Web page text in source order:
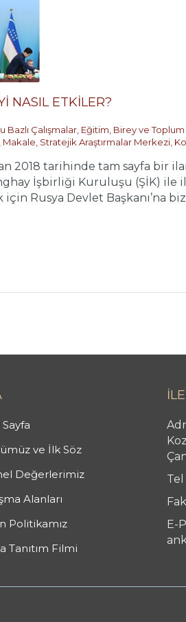
NASIL ETKİLER?
Bazlı Çalışmalar Eğitim, Birey ve Toplum
Makale Stratejik Araştırmalar Merkezi
2018 tarihinde tam sayfa bir
İşbirliği Kuruluşu (ŞİK)
Rusya Devlet Başkanı’na
ve İlk Söz
Değerlerimiz
Alanları
Politikamız
Tanıtım Filmi
Tel
E-